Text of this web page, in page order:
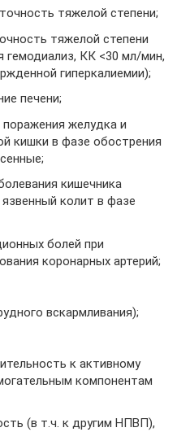
тяжелой степени;
тяжелой степени
гемодиализ, КК <30 мл/мин,
гиперкалиемии);
печени;
желудка и
кишки в фазе обострения
кишечника
колит в фазе
болей при
коронарных артерий;
вскармливания);
к активному
компонентам
(в т.ч. к другим НПВП),